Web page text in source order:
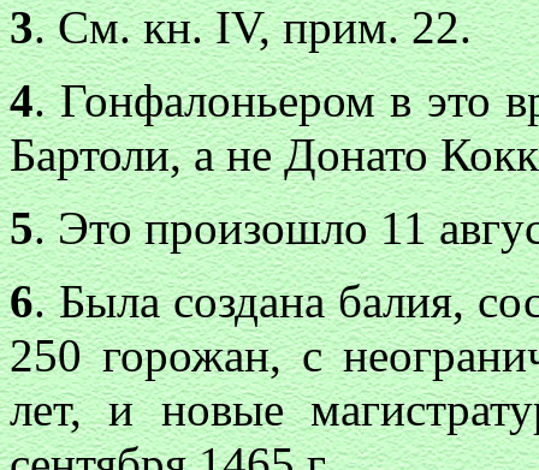
3. См. кн. IV, прим. 22.
4. Гонфалоньером в это
Бартоли, а не Донато
5. Это произошло 11
6. Была создана балия,
250 горожан, с
лет, и новые